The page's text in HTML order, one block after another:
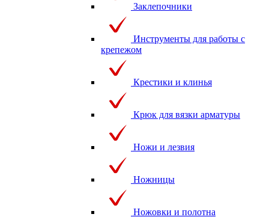
Заклепочники
Инструменты для работы с
крепежом
Крестики и клинья
Крюк для вязки арматуры
Ножи и лезвия
Ножницы
Ножовки и полотна